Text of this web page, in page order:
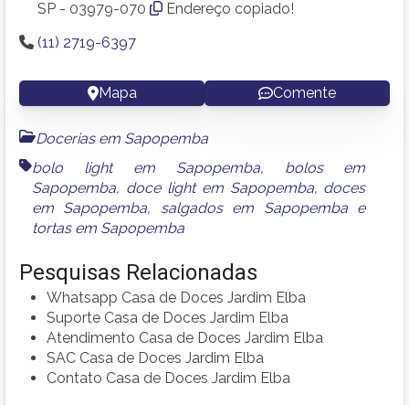
SP - 03979-070
Endereço copiado!
(11) 2719-6397
Mapa Comente
Docerias em Sapopemba
bolo light em Sapopemba, bolos em
Sapopemba, doce light em Sapopemba, doces
em Sapopemba, salgados em Sapopembae
tortas em Sapopemba
Pesquisas Relacionadas
Whatsapp Casa de Doces Jardim Elba
Suporte Casa de Doces Jardim Elba
Atendimento Casa de Doces Jardim Elba
SAC Casa de Doces Jardim Elba
Contato Casa de Doces Jardim Elba